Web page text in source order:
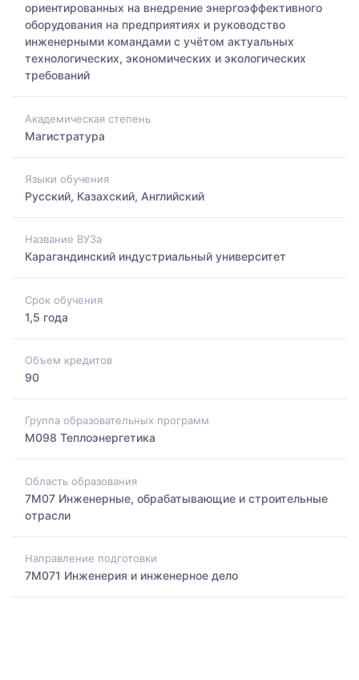
ориентированных на внедрение энергоэффективного
оборудования на предприятиях и руководство
инженерными командами с учётом актуальных
технологических, экономических и экологических
требований
Академическая степень
Магистратура
Языки обучения
Русский, Казахский, Английский
Название ВУЗа
Карагандинский индустриальный университет
Срок обучения
1,5 года
Объем кредитов
90
Группа образовательных программ
M098 Теплоэнергетика
Область образования
7M07 Инженерные, обрабатывающие и строительные
отрасли
Направление подготовки
7M071 Инженерия и инженерное дело